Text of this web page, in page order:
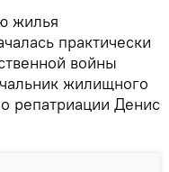
жилья
практически
войны
жилищного
репатриации Денис